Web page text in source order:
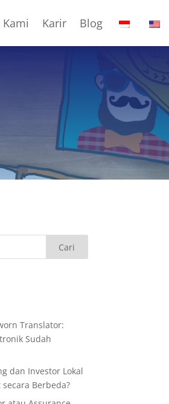
Karir Blog
Cari
Translator:
Sudah
dan Investor Lokal
Berbeda?